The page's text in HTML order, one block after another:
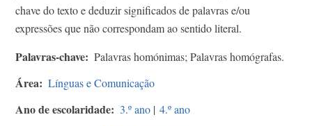
chave do texto e deduzir significados de palavras e/ou
expressões que não correspondam ao sentido literal.
Palavras-chave Palavras homónimas; Palavras homógrafas.
Área Línguas e Comunicação
Ano de escolaridade 3.º ano | 4.º ano